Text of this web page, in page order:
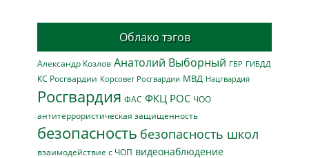
Облако тэгов
Александр Козлов Анатолий Выборный ГБР ГИБДД
КС Росгвардии Корсовет Росгвардии МВД Нацгвардия
Росгвардия ФАС ФКЦ РОС ЧОО
антитеррористическая защищенность
безопасность безопасность школ
взаимодействие с ЧОП видеонаблюдение